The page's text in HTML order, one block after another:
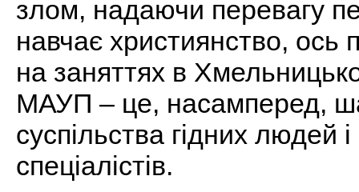
злом, надаючи перевагу
навчає християнство, ось
на заняттях в
МАУП – це, насамперед,
суспільства гідних людей
спеціалістів.